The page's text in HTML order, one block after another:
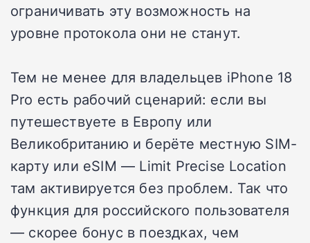
ограничивать эту возможность на
уровне протокола они не станут.
Тем не менее для владельцев iPhone 18
Pro есть рабочий сценарий: если вы
путешествуете в Европу или
Великобританию и берёте местную SIM-
карту или eSIM — Limit Precise Location
там активируется без проблем. Так что
функция для российского пользователя
— скорее бонус в поездках, чем